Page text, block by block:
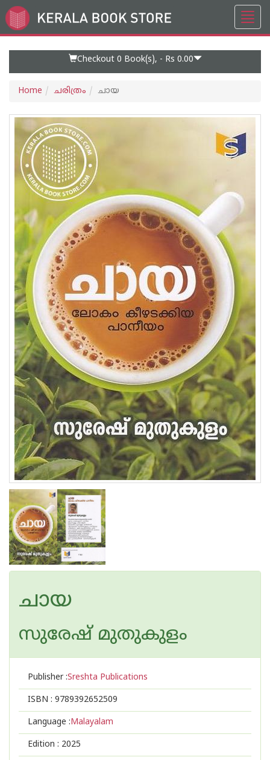
Go
to
Checkout 0 Book(s), - Rs 0.00
Home ചരിത്രം ചായ
ചായ
സുരേഷ് മുതുകുളം
Publisher :Sreshta Publications
ISBN : 9789392652509
Language :Malayalam
Edition : 2025